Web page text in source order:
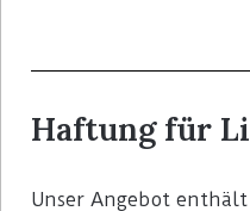
Haftung für
Unser Angebot